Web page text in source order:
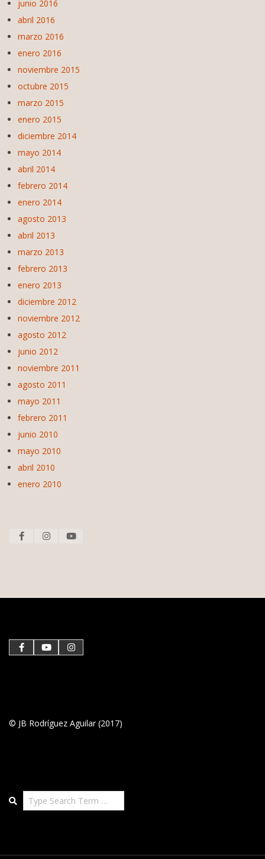
junio 2016
abril 2016
marzo 2016
enero 2016
noviembre 2015
octubre 2015
marzo 2015
enero 2015
diciembre 2014
mayo 2014
abril 2014
febrero 2014
enero 2014
agosto 2013
abril 2013
marzo 2013
febrero 2013
enero 2013
diciembre 2012
noviembre 2012
agosto 2012
junio 2012
noviembre 2011
agosto 2011
mayo 2011
febrero 2011
junio 2010
mayo 2010
abril 2010
enero 2010
© JB Rodríguez Aguilar (2017)
Search